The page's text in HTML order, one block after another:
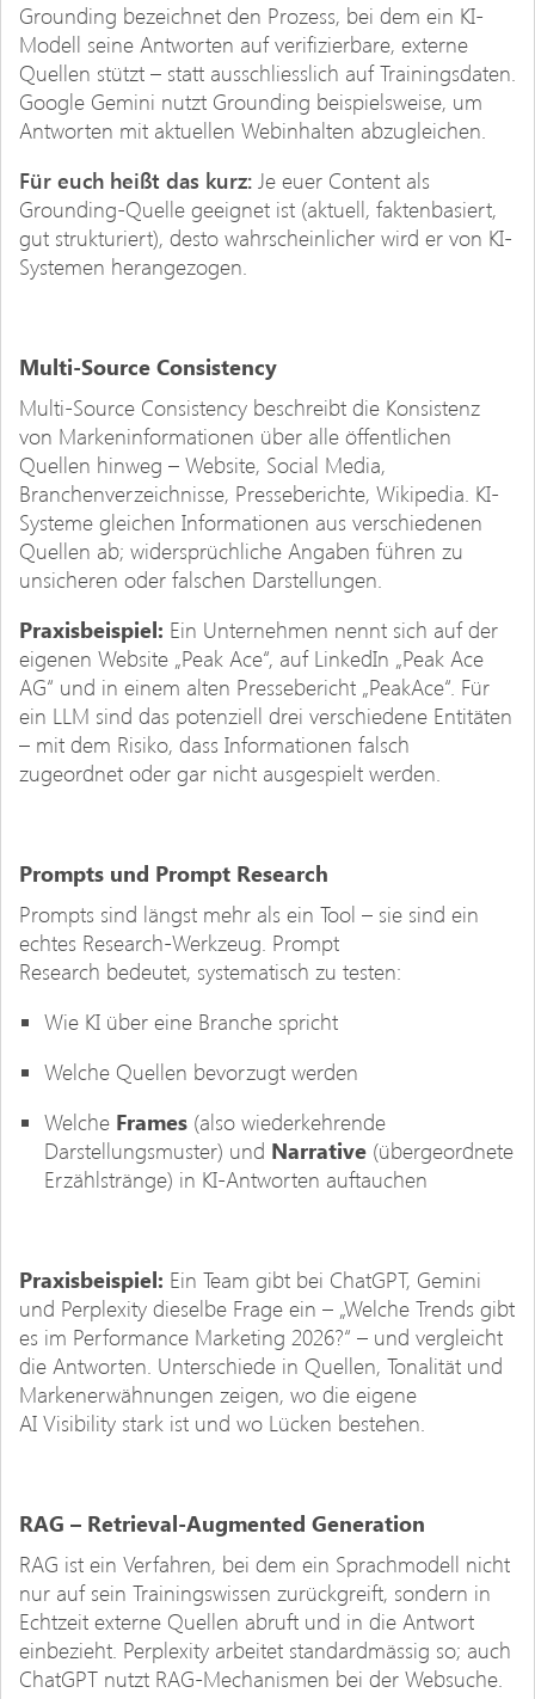
Grounding bezeichnet den Prozess, bei dem ein KI-
Modell seine Antworten auf verifizierbare, externe
Quellen stützt – statt ausschliesslich auf Trainingsdaten.
Google Gemini nutzt Grounding beispielsweise, um
Antworten mit aktuellen Webinhalten abzugleichen.
Für euch heißt das kurz: Je euer Content als
Grounding-Quelle geeignet ist (aktuell, faktenbasiert,
gut strukturiert), desto wahrscheinlicher wird er von KI-
Systemen herangezogen.
Multi-Source Consistency
Multi-Source Consistency beschreibt die Konsistenz
von Markeninformationen über alle öffentlichen
Quellen hinweg – Website, Social Media,
Branchenverzeichnisse, Presseberichte, Wikipedia. KI-
Systeme gleichen Informationen aus verschiedenen
Quellen ab; widersprüchliche Angaben führen zu
unsicheren oder falschen Darstellungen.
Praxisbeispiel: Ein Unternehmen nennt sich auf der
eigenen Website „Peak Ace“, auf LinkedIn „Peak Ace
AG“ und in einem alten Pressebericht „PeakAce“. Für
ein LLM sind das potenziell drei verschiedene Entitäten
– mit dem Risiko, dass Informationen falsch
zugeordnet oder gar nicht ausgespielt werden.
Prompts und Prompt Research
Prompts sind längst mehr als ein Tool – sie sind ein
echtes Research-Werkzeug. Prompt
Research bedeutet, systematisch zu testen:
Wie KI über eine Branche spricht
Welche Quellen bevorzugt werden
Welche Frames (also wiederkehrende
Darstellungsmuster) und Narrative (übergeordnete
Erzählstränge) in KI-Antworten auftauchen
Praxisbeispiel: Ein Team gibt bei ChatGPT, Gemini
und Perplexity dieselbe Frage ein – „Welche Trends gibt
es im Performance Marketing 2026?“ – und vergleicht
die Antworten. Unterschiede in Quellen, Tonalität und
Markenerwähnungen zeigen, wo die eigene
AI Visibility stark ist und wo Lücken bestehen.
RAG – Retrieval-Augmented Generation
RAG ist ein Verfahren, bei dem ein Sprachmodell nicht
nur auf sein Trainingswissen zurückgreift, sondern in
Echtzeit externe Quellen abruft und in die Antwort
einbezieht. Perplexity arbeitet standardmässig so; auch
ChatGPT nutzt RAG-Mechanismen bei der Websuche.